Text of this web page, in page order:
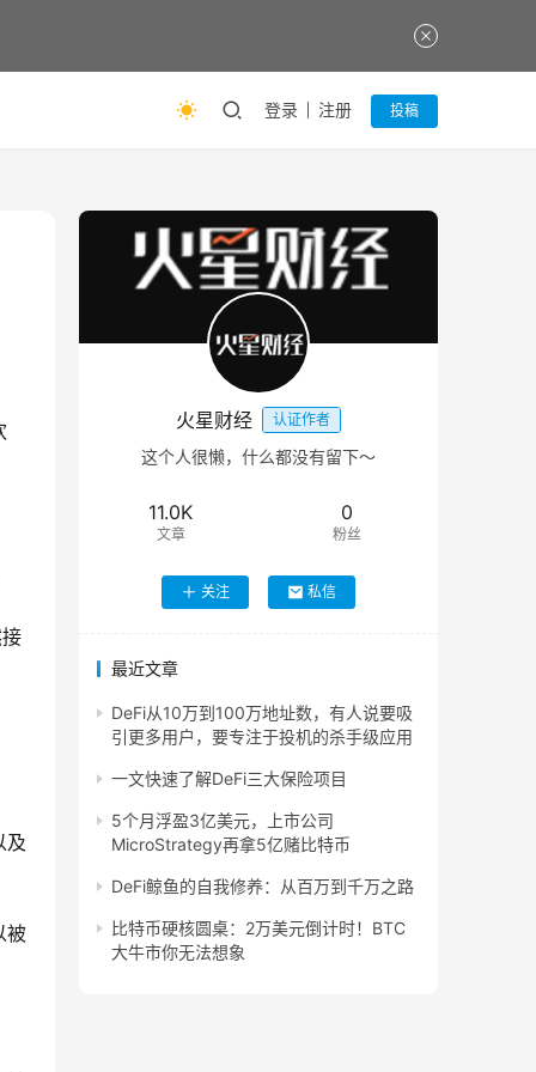
登录 注册 投稿
及
被
火星财经 认证作者
这个人很懒，什么都没有留下～
11.0K
文章
0
粉丝
关注 私信
最近文章
DeFi从10万到100万地址数，有人说要吸
引更多用户，要专注于投机的杀手级应用
一文快速了解DeFi三大保险项目
5个月浮盈3亿美元，上市公司
MicroStrategy再拿5亿赌比特币
DeFi鲸鱼的自我修养：从百万到千万之路
比特币硬核圆桌：2万美元倒计时！BTC
大牛市你无法想象